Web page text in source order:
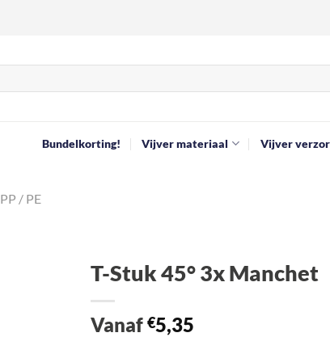
Bundelkorting! Vijver materiaal Vijver
PP / PE
T-Stuk 45° 3x Manchet
Vanaf €5,35